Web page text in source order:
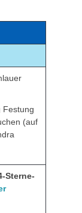
Festung
(auf
Sterne-